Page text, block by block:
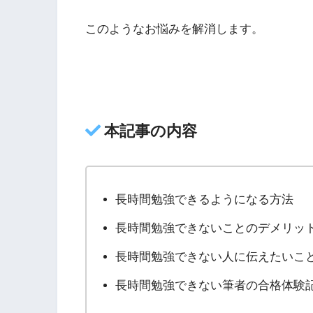
このようなお悩みを解消します。
本記事の内容
長時間勉強できるようになる方法
長時間勉強できないことのデメリッ
長時間勉強できない人に伝えたいこ
長時間勉強できない筆者の合格体験